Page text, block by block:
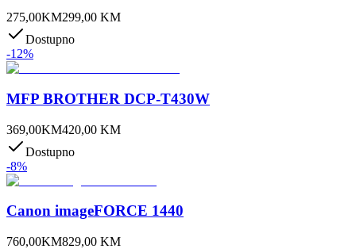
275,00KM299,00 KM
Dostupno
-12%
MFP BROTHER DCP-T430W
369,00KM420,00 KM
Dostupno
-8%
Canon imageFORCE 1440
760,00KM829,00 KM